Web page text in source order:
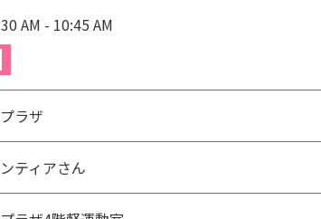
AM - 10:45 AM
ラザ
ティアさん